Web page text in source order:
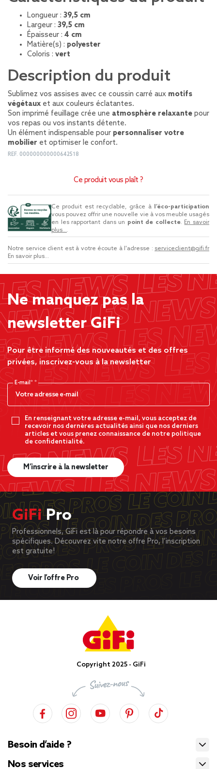
Longueur : 39,5 cm
Largeur : 39,5 cm
Épaisseur : 4 cm
Matière(s) : polyester
Coloris : vert
Description du produit
Sublimez vos assises avec ce coussin carré aux motifs
végétaux et aux couleurs éclatantes.
Son imprimé feuillage crée une atmosphère relaxante pour
vos repas ou vos instants détente.
Un élément indispensable pour personnaliser votre
mobilier et optimiser le confort.
REF. 000000000000642518
Ce produit vous plaît ?
Ce produit est recyclable, grâce à
l’éco-participation
vous pouvez offrir une nouvelle vie à vos meuble usagés
en les rapportant dans un point de collecte. En savoir
plus....
Notre service client est à votre écoute à l'adresse : serviceclient@gifi.fr
En savoir plus...
Ne manquez pas la
newsletter GiFi
Pour être informé des nouveautés et des offres
privées, inscrivez-vous à la newsletter
E-mail*
En renseignant votre adresse e-mail, vous acceptez de
recevoir nos dernères actualités ainsi que nos derniers
articles et vous prenez connaissance de notre politique
de confidentialité.
M’inscrire à la newsletter
GiFiPro
Professionnels, GiFi est là pour répondre à vos besoins
spécifiques. Découvrez vite notre offre Pro, l’inscription
est gratuite!
Voir l’offre Pro
Copyright 2025 - GiFi
Besoin d’aide ?
Nos services